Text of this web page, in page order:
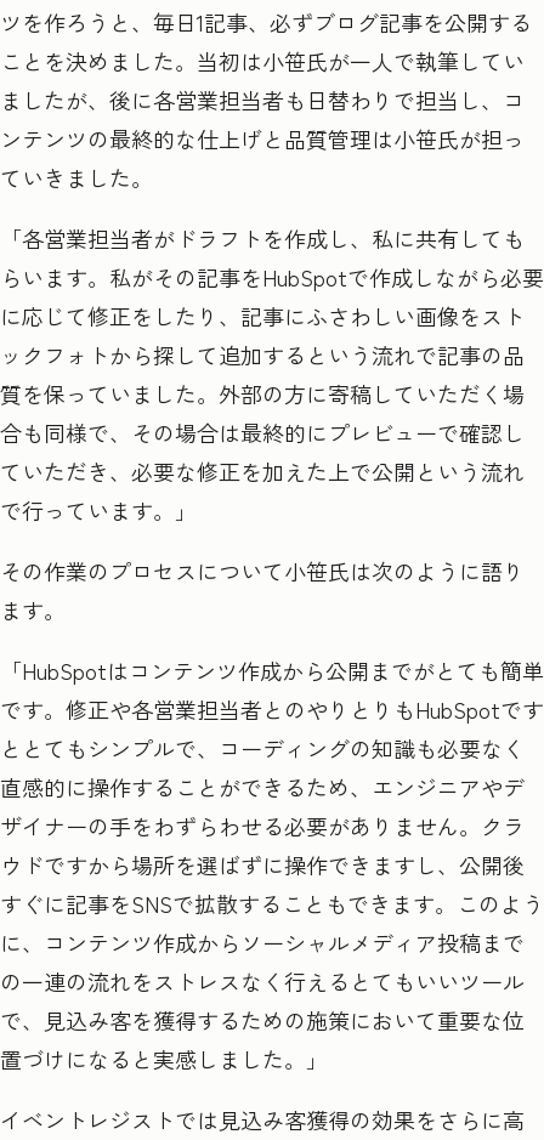
ツを作ろうと、毎日1記事、必ずブログ記事を公開する
ことを決めました。当初は小笹氏が一人で執筆してい
ましたが、後に各営業担当者も日替わりで担当し、コ
ンテンツの最終的な仕上げと品質管理は小笹氏が担っ
ていきました。
「各営業担当者がドラフトを作成し、私に共有しても
らいます。私がその記事をHubSpotで作成しながら必要
に応じて修正をしたり、記事にふさわしい画像をスト
ックフォトから探して追加するという流れで記事の品
質を保っていました。外部の方に寄稿していただく場
合も同様で、その場合は最終的にプレビューで確認し
ていただき、必要な修正を加えた上で公開という流れ
で行っています。」
その作業のプロセスについて小笹氏は次のように語り
ます。
「HubSpotはコンテンツ作成から公開までがとても簡単
です。修正や各営業担当者とのやりとりもHubSpotです
ととてもシンプルで、コーディングの知識も必要なく
直感的に操作することができるため、エンジニアやデ
ザイナーの手をわずらわせる必要がありません。クラ
ウドですから場所を選ばずに操作できますし、公開後
すぐに記事をSNSで拡散することもできます。このよう
に、コンテンツ作成からソーシャルメディア投稿まで
の一連の流れをストレスなく行えるとてもいいツール
で、見込み客を獲得するための施策において重要な位
置づけになると実感しました。」
イベントレジストでは見込み客獲得の効果をさらに高